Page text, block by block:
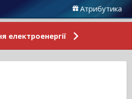
Атрибутика
електроенергії